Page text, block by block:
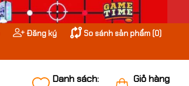
Đăng ký So sánh sản phẩm (0)
Danh sách:
Giỏ hàng